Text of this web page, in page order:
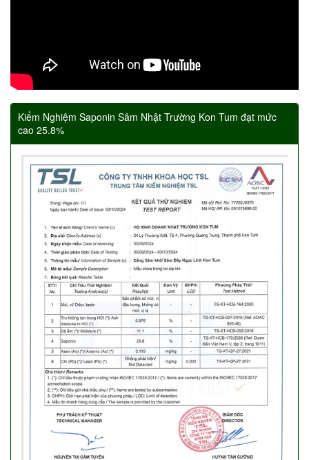
Kiểm Nghiệm Saponin Sâm Nhật Trường Kon Tum đạt mức
cao 25.8%